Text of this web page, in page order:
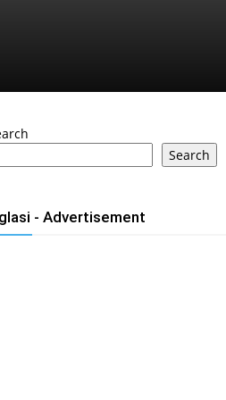
Search
- Advertisement